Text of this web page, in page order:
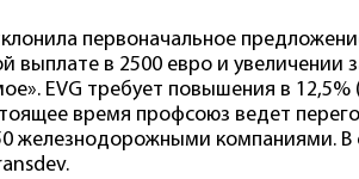
первоначальное
выплате в 2500 евро и увеличении
EVG требует повышения в
время профсоюз ведет
железнодорожными компаниями. В